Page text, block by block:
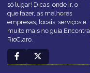
só lugar! Dicas, onde ir, o
que fazer, as melhores
empresas, locais, serviços e
muito mais no guia Encontra
RioClaro.